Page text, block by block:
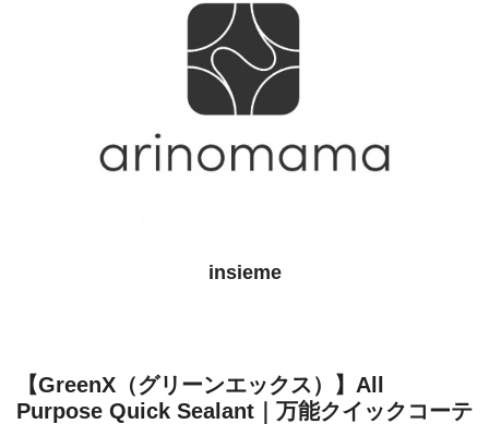
【GreenX（グリーンエックス）】All
Purpose Quick Sealant｜万能クイックコーテ
insieme